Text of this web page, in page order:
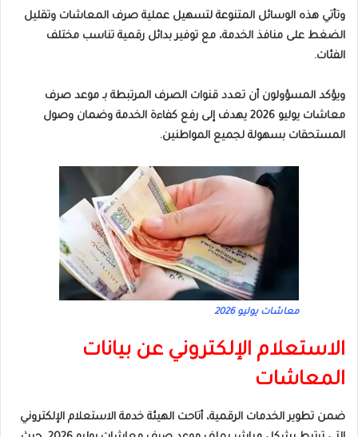
وتأتي هذه الوسائل المتنوعة لتسهيل عملية صرف المعاشات وتقليل
الضغط على منافذ الخدمة، مع توفير بدائل رقمية تناسب مختلف
الفئات.
ويؤكد المسؤولون أن تعدد قنوات الصرف المرتبطة بـ موعد صرف
معاشات يوليو 2026 يهدف إلى رفع كفاءة الخدمة وضمان وصول
المستحقات بسهولة لجميع المواطنين.
معاشات يوليو 2026
الاستعلام الإلكتروني عن بيانات
المعاشات
ضمن تطوير الخدمات الرقمية، أتاحت الهيئة خدمة الاستعلام الإلكتروني